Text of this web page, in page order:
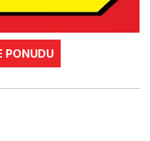
PONUDU